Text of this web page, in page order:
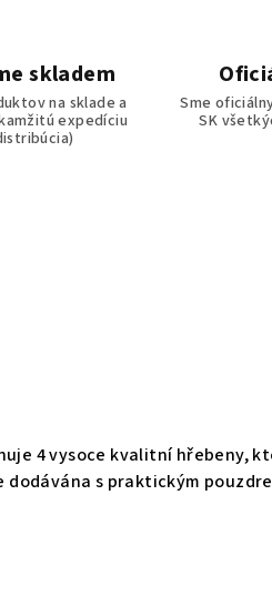
skladem
na sklade a
expedíciu
Sme
SK
4 vysoce kvalitní hřebeny,
dodávána s praktickým